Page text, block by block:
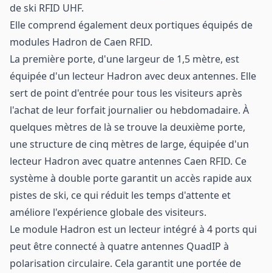
de ski RFID UHF.
Elle comprend également deux portiques équipés de
modules Hadron de Caen RFID.
La première porte, d'une largeur de 1,5 mètre, est
équipée d'un lecteur Hadron avec deux antennes. Elle
sert de point d'entrée pour tous les visiteurs après
l'achat de leur forfait journalier ou hebdomadaire. À
quelques mètres de là se trouve la deuxième porte,
une structure de cinq mètres de large, équipée d'un
lecteur Hadron avec quatre antennes Caen RFID. Ce
système à double porte garantit un accès rapide aux
pistes de ski, ce qui réduit les temps d'attente et
améliore l'expérience globale des visiteurs.
Le module Hadron est un lecteur intégré à 4 ports qui
peut être connecté à quatre antennes QuadIP à
polarisation circulaire. Cela garantit une portée de